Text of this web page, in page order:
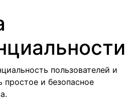
пользователей и
простое и безопасное